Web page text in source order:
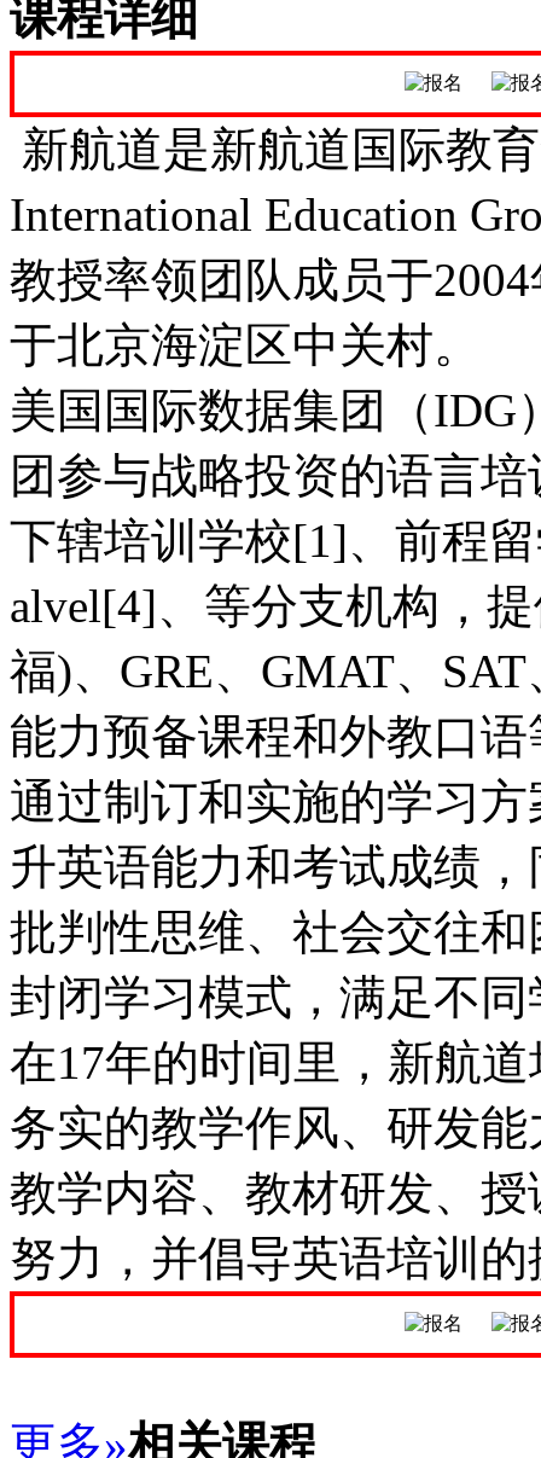
课程详细
新航道是新航道国际教
International Education
教授率领团队成员于
于北京海淀区中关村。
美国国际数据集团（
团参与战略投资的语言
下辖培训学校[1]、前程
alvel[4]、等分支机构，
福)、GRE、GMAT、
能力预备课程和外教口
通过制订和实施的学习
升英语能力和考试成绩
批判性思维、社会交往
封闭学习模式，满足不
在17年的时间里，新航
务实的教学作风、研发
教学内容、教材研发、
努力，并倡导英语培训的
更多»相关课程